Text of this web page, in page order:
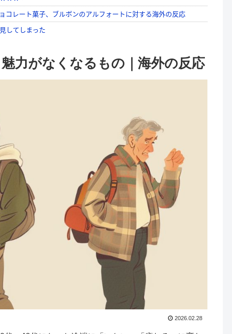
力がなくなるもの｜海外の反応
2026.02.28